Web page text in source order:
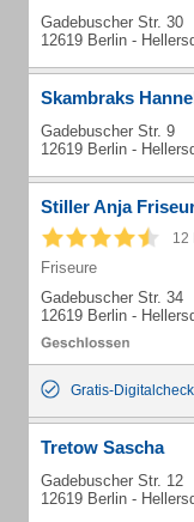
Gadebuscher Str. 30
12619 Berlin -
Skambraks
Gadebuscher Str. 9
12619 Berlin -
Stiller Anja
12
Friseure
Gadebuscher Str. 34
12619 Berlin -
Gratis-Digitalcheck
Tretow Sascha
Gadebuscher Str. 12
12619 Berlin -